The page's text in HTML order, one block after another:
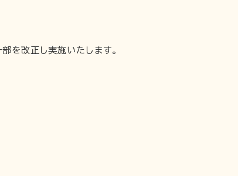
を改正し実施いたします。